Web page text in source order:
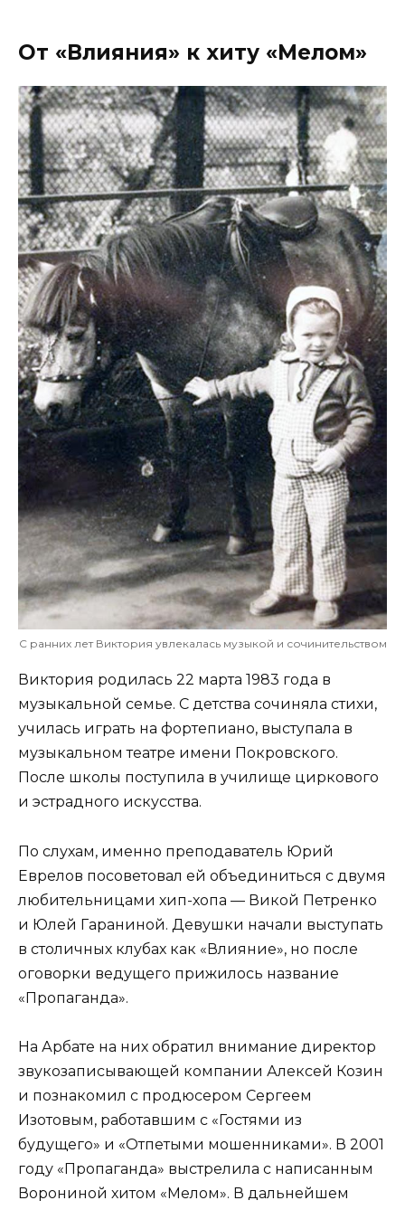
От «Влияния» к хиту «Мелом»
С ранних лет Виктория увлекалась музыкой и сочинительством
Виктория родилась 22 марта 1983 года в
музыкальной семье. С детства сочиняла стихи,
училась играть на фортепиано, выступала в
музыкальном театре имени Покровского.
После школы поступила в училище циркового
и эстрадного искусства.
По слухам, именно преподаватель Юрий
Еврелов посоветовал ей объединиться с двумя
любительницами хип-хопа — Викой Петренко
и Юлей Гараниной. Девушки начали выступать
в столичных клубах как «Влияние», но после
оговорки ведущего прижилось название
«Пропаганда».
На Арбате на них обратил внимание директор
звукозаписывающей компании Алексей Козин
и познакомил с продюсером Сергеем
Изотовым, работавшим с «Гостями из
будущего» и «Отпетыми мошенниками». В 2001
году «Пропаганда» выстрелила с написанным
Ворониной хитом «Мелом». В дальнейшем